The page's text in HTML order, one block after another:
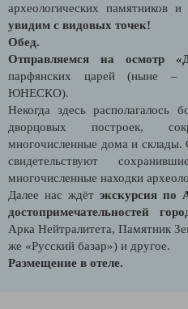
археологических памятников
увидим с видовых точек!
Обед.
Отправляемся на осмотр
парфянских царей (ныне –
ЮНЕСКО).
Некогда здесь располагалось
дворцовых построек,
многочисленные дома и склады.
свидетельствуют
многочисленные находки
Далее нас ждёт экскурсия по
достопримечательностей
Арка Нейтралитета, Памятник
же «Русский базар») и другое.
Размещение в отеле.